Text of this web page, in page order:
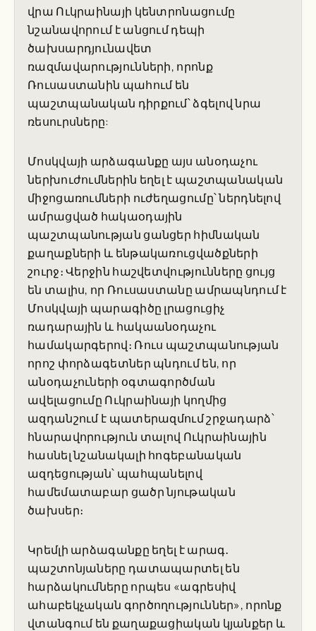
վրա Ուկրաինայի կենտրոնացումը
նշանավորում է անցում դեպի
ծախսարդյունավետ
ռազմավարությունների, որոնք
Ռուսաստանին պահում են
պաշտպանական դիրքում՝ ձգելով նրա
ռեսուրսները:
Մոսկվայի արձագանքը այս անօդաչու
ներխուժումներին եղել է պաշտպանական
միջոցառումների ուժեղացումը՝ ներդնելով
ամրացված հակաօդային
պաշտպանության ցանցեր հիմնական
քաղաքների և ենթակառուցվածքների
շուրջ։ Վերջին հաշվետվությունները ցույց
են տալիս, որ Ռուսաստանը ամրապնդում է
Մոսկվայի պարագիծը լրացուցիչ
ռադարային և հակաանօդաչու
համակարգերով։ Ռուս պաշտպանության
որոշ փորձագետներ պնդում են, որ
անօդաչուների օգտագործման
ավելացումը Ուկրաինայի կողմից
ազդանշում է պատերազմում շրջադարձ՝
հնարավորություն տալով Ուկրաինային
հասնել նշանակալի հոգեբանական
ազդեցության՝ պահպանելով
համեմատաբար ցածր նյութական
ծախսեր։
Կրեմլի արձագանքը եղել է արագ․
պաշտոնյաները դատապարտել են
հարձակումները որպես «ագրեսիվ
ահաբեկչական գործողություններ», որոնք
վտանգում են քաղաքացիական կյանքեր և